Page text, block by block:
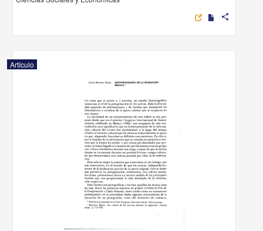
share
Artículo